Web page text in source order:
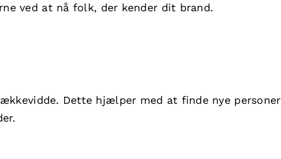
ved at nå folk, der kender dit brand.
Dette hjælper med at finde nye personer